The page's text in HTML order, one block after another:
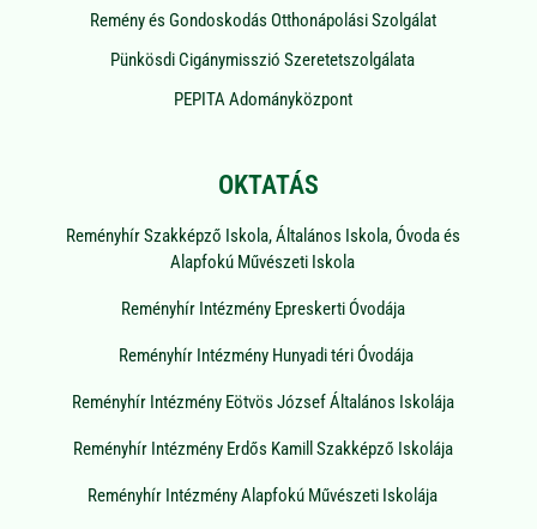
Remény és Gondoskodás Otthonápolási Szolgálat
Pünkösdi Cigánymisszió Szeretetszolgálata
PEPITA Adományközpont
OKTATÁS
Reményhír Szakképző Iskola, Általános Iskola, Óvoda és
Alapfokú Művészeti Iskola
Reményhír Intézmény Epreskerti Óvodája
Reményhír Intézmény Hunyadi téri Óvodája
Reményhír Intézmény Eötvös József Általános Iskolája
Reményhír Intézmény Erdős Kamill Szakképző Iskolája
Reményhír Intézmény Alapfokú Művészeti Iskolája